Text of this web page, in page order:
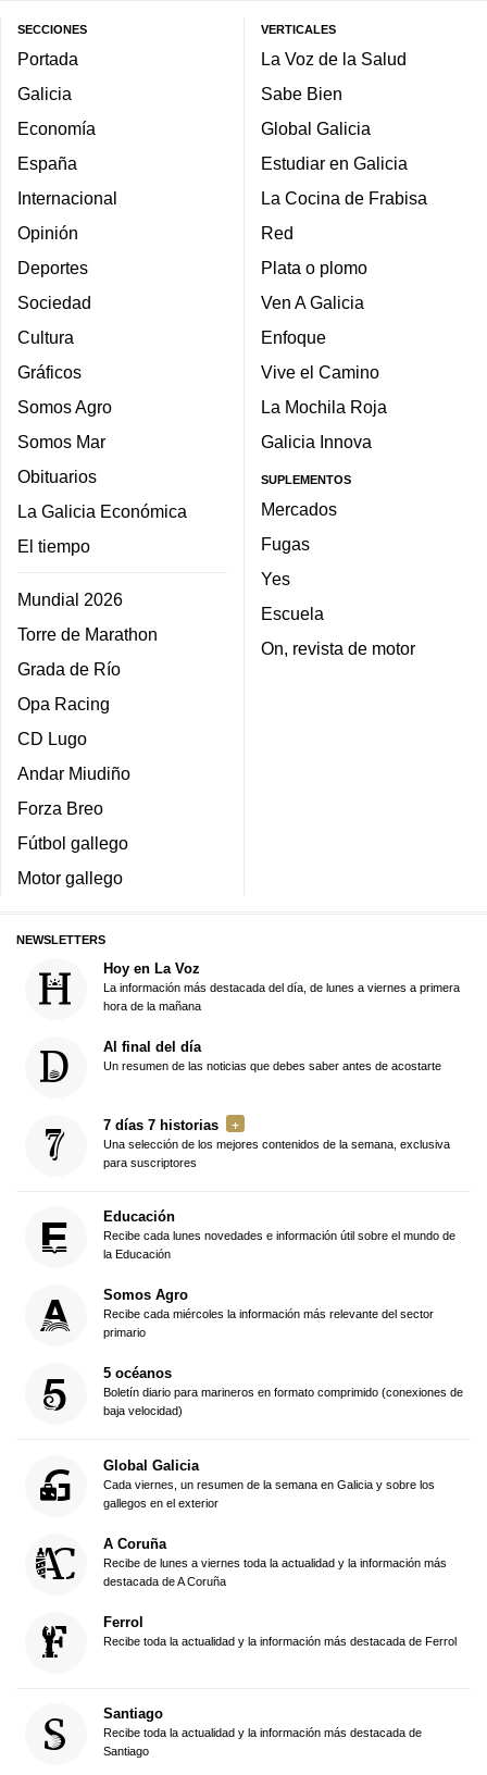
SECCIONES
Portada
Galicia
Economía
España
Internacional
Opinión
Deportes
Sociedad
Cultura
Gráficos
Somos Agro
Somos Mar
Obituarios
La Galicia Económica
El tiempo
Mundial 2026
Torre de Marathon
Grada de Río
Opa Racing
CD Lugo
Andar Miudiño
Forza Breo
Fútbol gallego
Motor gallego
VERTICALES
La Voz de la Salud
Sabe Bien
Global Galicia
Estudiar en Galicia
La Cocina de Frabisa
Red
Plata o plomo
Ven A Galicia
Enfoque
Vive el Camino
La Mochila Roja
Galicia Innova
SUPLEMENTOS
Mercados
Fugas
Yes
Escuela
On, revista de motor
NEWSLETTERS
Hoy en La Voz
La información más destacada del día, de lunes a viernes a primera
hora de la mañana
Al final del día
Un resumen de las noticias que debes saber antes de acostarte
7 días 7 historias
Una selección de los mejores contenidos de la semana, exclusiva
para suscriptores
Educación
Recibe cada lunes novedades e información útil sobre el mundo de
la Educación
Somos Agro
Recibe cada miércoles la información más relevante del sector
primario
5 océanos
Boletín diario para marineros en formato comprimido (conexiones de
baja velocidad)
Global Galicia
Cada viernes, un resumen de la semana en Galicia y sobre los
gallegos en el exterior
A Coruña
Recibe de lunes a viernes toda la actualidad y la información más
destacada de A Coruña
Ferrol
Recibe toda la actualidad y la información más destacada de Ferrol
Santiago
Recibe toda la actualidad y la información más destacada de
Santiago